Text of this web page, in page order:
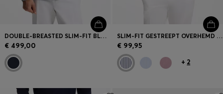
DOUBLE-BREASTED SLIM-FIT BLAZER VAN KATOEN MET PATROON
€ 499,00
SLIM-FIT GESTREEPT OVERHEMD VAN GEMAKKELIJK TE STRIJKEN STRETCHKATOEN
€ 99,95
+ 2